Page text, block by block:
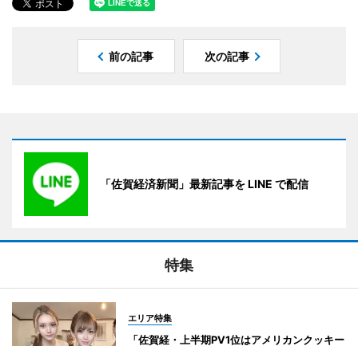
前の記事 次の記事
「佐賀経済新聞」最新記事を LINE で配信
特集
エリア特集
「佐賀経・上半期PV1位はアメリカンクッキー